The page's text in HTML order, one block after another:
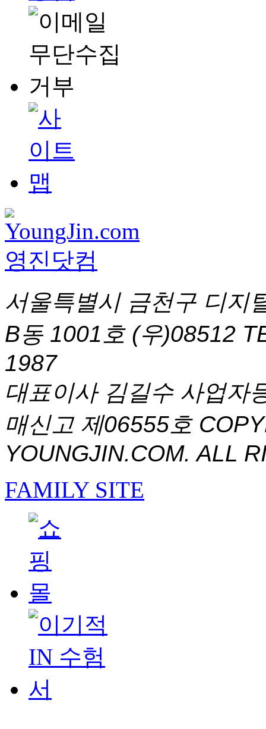
서울특별시 금천구 디지
B동 1001호 (우)08512
1987
대표이사 김길수 사업자
매신고 제06555호
YOUNGJIN.COM. ALL
FAMILY SITE